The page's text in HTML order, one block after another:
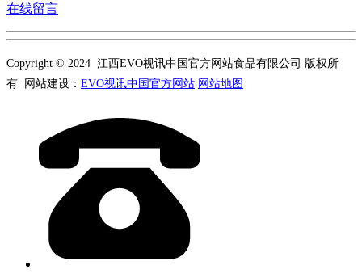
在线留言
Copyright © 2024 江西EVO视讯中国官方网站食品有限公司 版权所
有 网站建设： EVO视讯中国官方网站 网站地图